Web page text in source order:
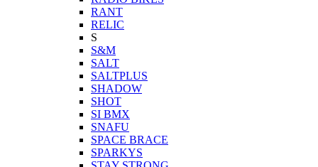
RANT
RELIC
S
S&M
SALT
SALTPLUS
SHADOW
SHOT
SI BMX
SNAFU
SPACE BRACE
SPARKYS